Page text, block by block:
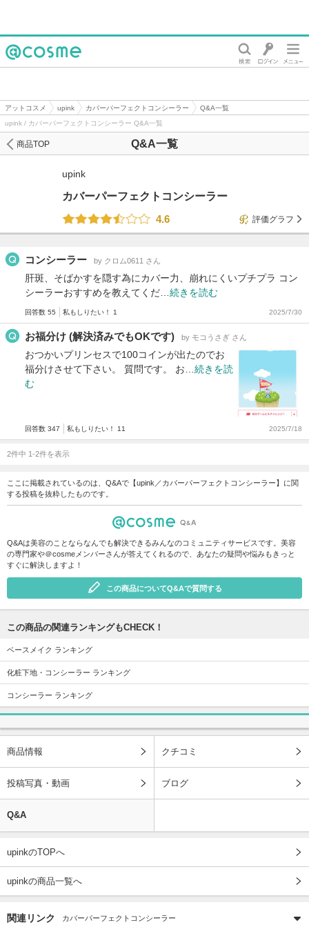
アットコスメ upink カバーパーフェクトコンシーラー
Q&A一覧
upink / カバーパーフェクトコンシーラー Q&A一覧
Q&A一覧
商品TOP
upink
カバーパーフェクトコンシーラー
4.6
評価グラフ
コンシーラー by クロム0611 さん
肝斑、そばかすを隠す為にカバー力、崩れにくいプチプラ コン
シーラーおすすめを教えてくだ… 続きを読む
回答数 55 私もしりたい！ 1 2025/7/30
お福分け (解決済みでもOKです) by モコうさぎ さん
おつかいプリンセスで100コインが出たのでお
福分けさせて下さい。 質問です。 お… 続きを読
む
回答数 347 私もしりたい！ 11 2025/7/18
2件中 1-2件を表示
ここに掲載されているのは、Q&Aで【upink／カバーパーフェクトコンシーラー】に関
する投稿を抜粋したものです。
Q&Aは美容のことならなんでも解決できるみんなのコミュニティサービスです。美容
の専門家や＠cosmeメンバーさんが答えてくれるので、あなたの疑問や悩みもきっと
すぐに解決しますよ！
この商品についてQ&Aで質問する
この商品の関連ランキングもCHECK！
ベースメイク ランキング
化粧下地・コンシーラー ランキング
コンシーラー ランキング
商品情報 クチコミ
投稿写真・動画 ブログ
Q&A
upinkのTOPへ
upinkの商品一覧へ
関連リンク カバーパーフェクトコンシーラー